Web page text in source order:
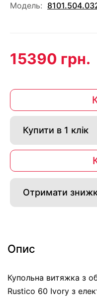
Модель:
15390 грн.
Купити в 1 клік
Отримати
Опис
Купольна витяжка з
Rustico 60 Ivory з